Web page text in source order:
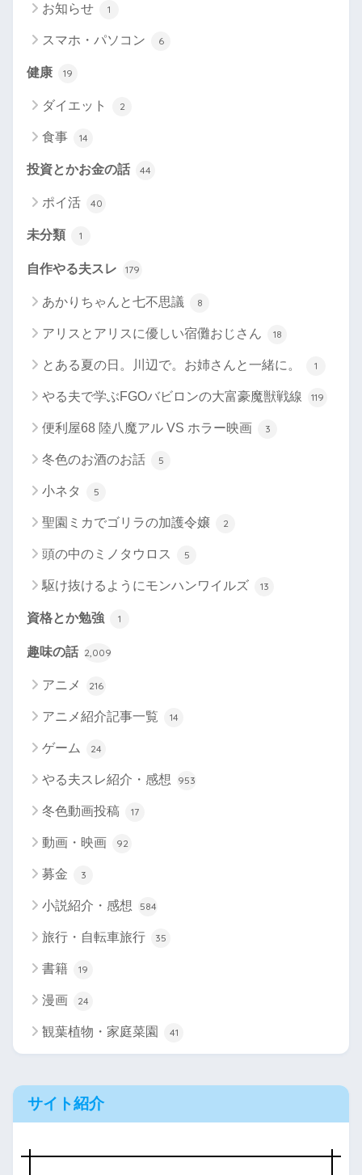
お知らせ 1
スマホ・パソコン 6
健康 19
ダイエット 2
食事 14
投資とかお金の話 44
ポイ活 40
未分類 1
自作やる夫スレ 179
あかりちゃんと七不思議 8
アリスとアリスに優しい宿儺おじさん 18
とある夏の日。川辺で。お姉さんと一緒に。 1
やる夫で学ぶFGOバビロンの大富豪魔獣戦線 119
便利屋68 陸八魔アル VS ホラー映画 3
冬色のお酒のお話 5
小ネタ 5
聖園ミカでゴリラの加護令嬢 2
頭の中のミノタウロス 5
駆け抜けるようにモンハンワイルズ 13
資格とか勉強 1
趣味の話 2,009
アニメ 216
アニメ紹介記事一覧 14
ゲーム 24
やる夫スレ紹介・感想 953
冬色動画投稿 17
動画・映画 92
募金 3
小説紹介・感想 584
旅行・自転車旅行 35
書籍 19
漫画 24
観葉植物・家庭菜園 41
サイト紹介